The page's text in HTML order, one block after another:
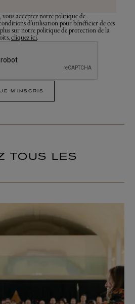
vous acceptez notre politique de
d'utilisation pour bénéficier de ces
sur notre politique de protection de la
cliquez ici.
JE M'INSCRIS
TOUS LES